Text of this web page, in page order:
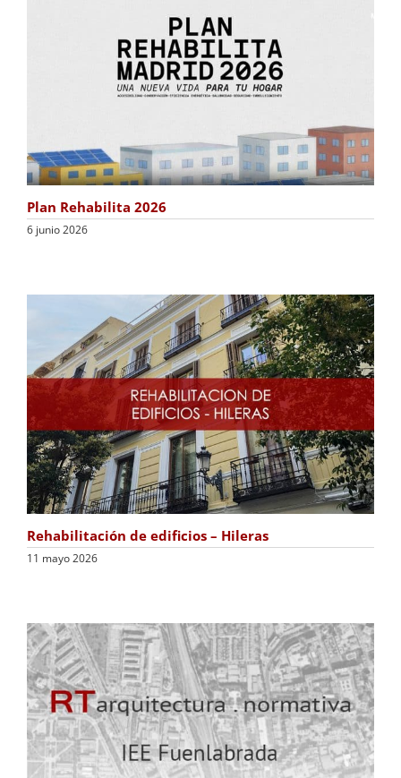
Plan Rehabilita 2026
6 junio 2026
Rehabilitación de edificios – Hileras
11 mayo 2026